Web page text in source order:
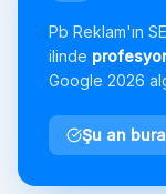
Pb Reklam'ın
ilinde
Google 2026
Şu an